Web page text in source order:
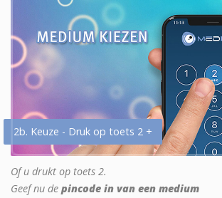
2b. Keuze - Druk op toets 2 +
Of u drukt op toets 2.
Geef nu de pincode in van een medium